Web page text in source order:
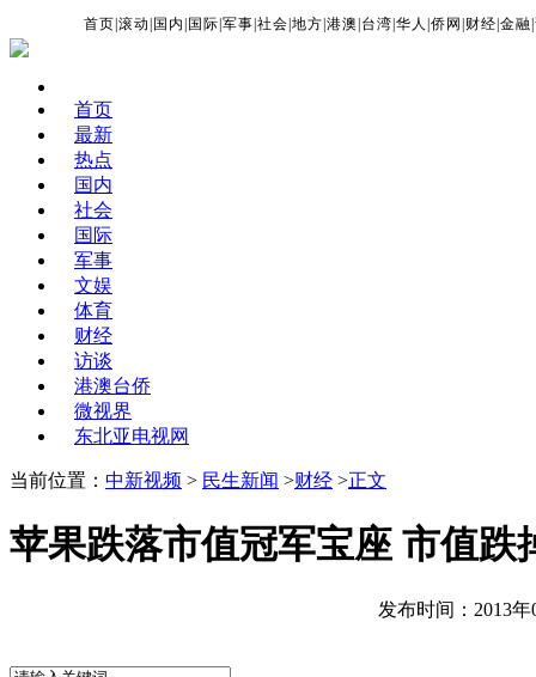
首页 |滚动 国内 国际 |军事 |社会 |地方 |港澳 台湾 |华人 |侨网 财经 |金融 |
首页
最新
热点
国内
社会
国际
军事
文娱
体育
财经
访谈
港澳台侨
微视界
东北亚电视网
当前位置： 中新视频 > 民生新闻 >财经 >正文
苹果跌落市值冠军宝座 市值跌
发布时间：2013年